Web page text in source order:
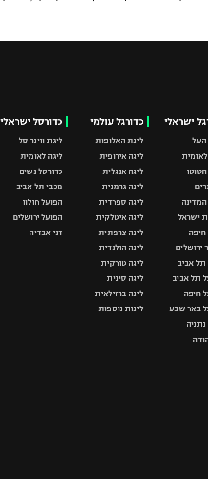
ישראלי
העל
לאומית
הטוטו
המדינה
ישראל
חיפה
ירושלים
תל אביב
תל אביב
חיפה
באר שבע
נתניה
כדורגל עולמי
ליגת האלופות
ליגה אירופית
ליגה אנגלית
ליגה גרמנית
ליגה ספרדית
ליגה איטלקית
ליגה צרפתית
ליגה הולנדית
ליגה טורקית
ליגה סינית
ליגה ברזילאית
ליגות נוספות
כדורסל ישראלי
ליגת ווינר סל
ליגה לאומית
כדורסל נשים
מכבי תל אביב
הפועל חולון
הפועל ירושלים
דני אבדיה